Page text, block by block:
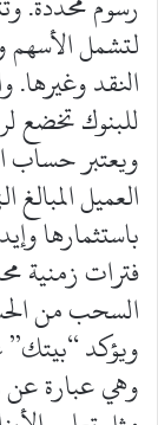
لتشمل
النقد وغيرها.
للبنوك تخضع
ويعتبر حساب
العميل
باستثمارها
فترات زمنية
السحب من
ويؤكد “بيتك”
وهي عبارة عن